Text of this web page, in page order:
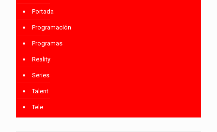
Portada
Programación
Programas
Reality
Series
Talent
Tele